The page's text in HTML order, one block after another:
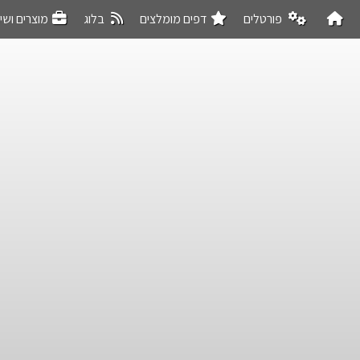
פורטלים דפים מומלצים בלוג מוצרים